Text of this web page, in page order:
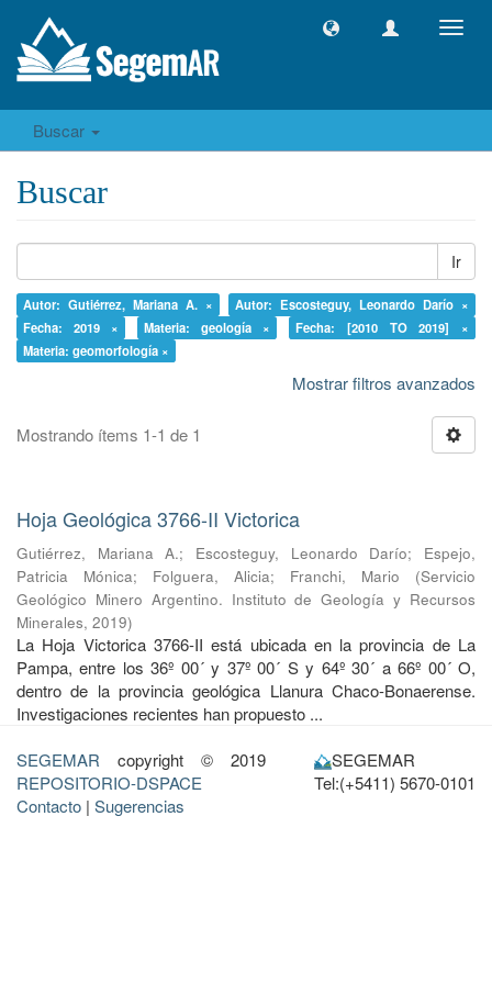
Buscar
Buscar
Ir
Autor: Gutiérrez, Mariana A. ×
Autor: Escosteguy, Leonardo Darío ×
Fecha: 2019 ×
Materia: geología ×
Fecha: [2010 TO 2019] ×
Materia: geomorfología ×
Mostrar filtros avanzados
Mostrando ítems 1-1 de 1
Hoja Geológica 3766-II Victorica
Gutiérrez, Mariana A.; Escosteguy, Leonardo Darío; Espejo,
Patricia Mónica; Folguera, Alicia; Franchi, Mario (Servicio
Geológico Minero Argentino. Instituto de Geología y Recursos
Minerales, 2019)
La Hoja Victorica 3766-II está ubicada en la provincia de La
Pampa, entre los 36º 00´ y 37º 00´ S y 64º 30´ a 66º 00´ O,
dentro de la provincia geológica Llanura Chaco-Bonaerense.
Investigaciones recientes han propuesto ...
SEGEMAR copyright © 2019
REPOSITORIO-DSPACE
Contacto | Sugerencias
SEGEMAR
Tel:(+5411) 5670-0101